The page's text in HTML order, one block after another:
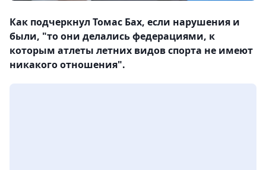
Как подчеркнул Томас Бах, если нарушения и
были, "то они делались федерациями, к
которым атлеты летних видов спорта не имеют
никакого отношения".